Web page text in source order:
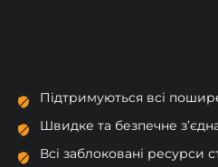
Підтримуються всі
Швидке та безпечне
Всі заблоковані ресурси